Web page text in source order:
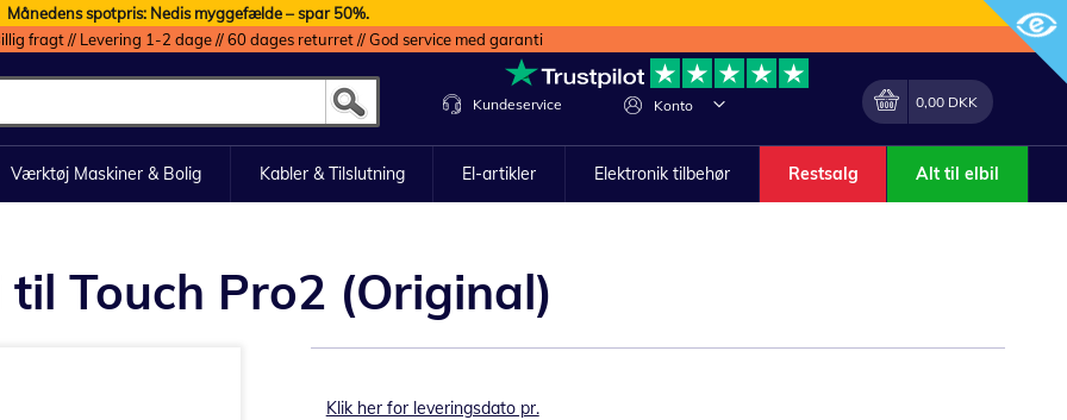
Månedens spotpris: Nedis myggefælde – spar 50%.
fragt // Levering 1-2 dage // 60 dages returret // God service med garanti
Konto
Lave
Min indkøbskurv
0,00 DKK
Kundeservice
Værktøj Maskiner & Bolig Kabler & Tilslutning El-artikler Elektronik tilbehør Restsalg Alt til elbil
Touch Pro2 (Original)
Klik her for leveringsdato pr.